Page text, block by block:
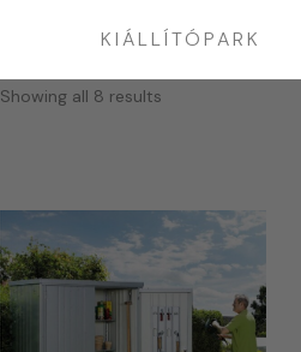
KIÁLLÍTÓPARK
Showing all 8 results